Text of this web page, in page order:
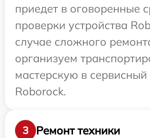
приедет в оговоренные
проверки устройства
случае сложного
организуем
мастерскую в сервисный
Roborock.
3
Ремонт техники